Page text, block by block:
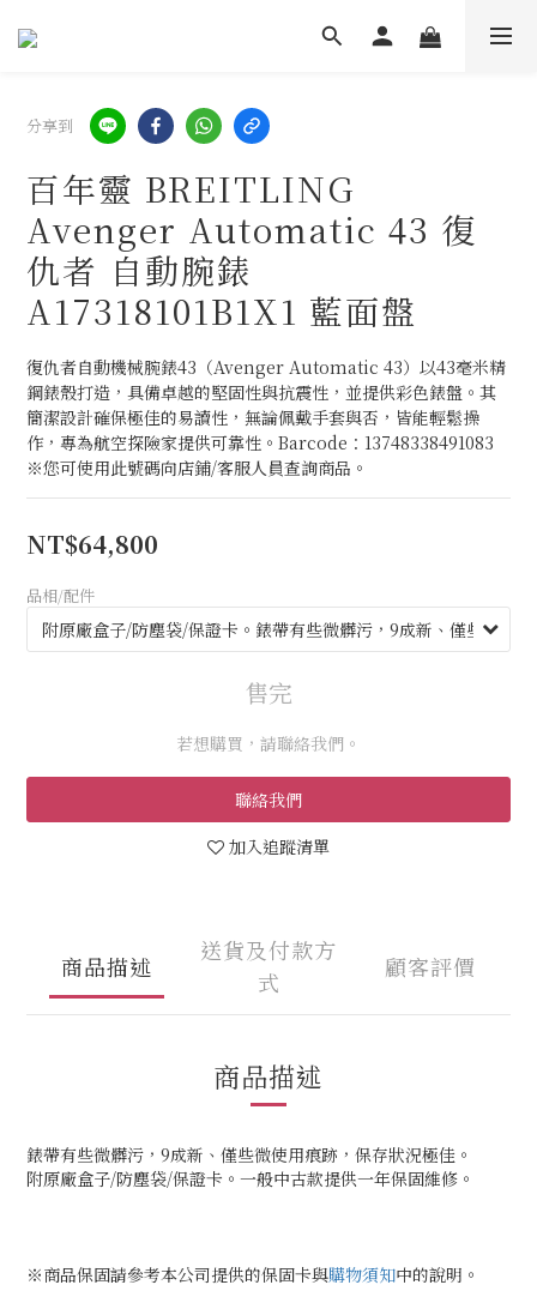
分享到
百年靈 BREITLING
Avenger Automatic 43 復
仇者 自動腕錶
A17318101B1X1 藍面盤
復仇者自動機械腕錶43（Avenger Automatic 43）以43毫米精
鋼錶殼打造，具備卓越的堅固性與抗震性，並提供彩色錶盤。其
簡潔設計確保極佳的易讀性，無論佩戴手套與否，皆能輕鬆操
作，專為航空探險家提供可靠性。Barcode：13748338491083
※您可使用此號碼向店鋪/客服人員查詢商品。
NT$64,800
品相/配件
售完
若想購買，請聯絡我們。
聯絡我們
加入追蹤清單
商品描述
送貨及付款方
式
顧客評價
商品描述
錶帶有些微髒污，9成新、僅些微使用痕跡，保存狀況極佳。
附原廠盒子/防塵袋/保證卡。一般中古款提供一年保固維修。
※商品保固請參考本公司提供的保固卡與購物須知中的說明。